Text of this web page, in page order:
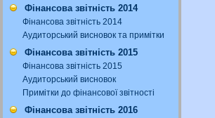
Фінансова звітність 2014
Фінансова звітність 2014
Аудиторський висновок та примітки
Фінансова звітність 2015
Фінансова звітність 2015
Аудиторський висновок
Примітки до фінансової звітності
Фінансова звітність 2016